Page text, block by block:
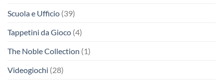
Scuola e Ufficio (39)
Tappetini da Gioco (4)
The Noble Collection (1)
Videogiochi (28)